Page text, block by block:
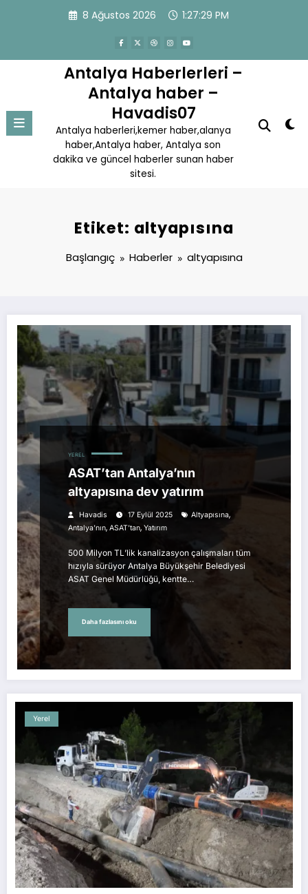
8 Ağustos 2026 1:27:30 PM
Antalya Haberlerleri –
Antalya haber –
Havadis07
Antalya haberleri,kemer haber,alanya
haber,Antalya haber, Antalya son
dakika ve güncel haberler sunan haber
sitesi.
Etiket: altyapısına
Başlangıç Haberler altyapısına
YEREL
ASAT’tan Antalya’nın
altyapısına dev yatırım
Havadis 17 Eylül 2025 Altyapısına,
Antalya’nın, ASAT’tan, Yatırım
500 Milyon TL’lik kanalizasyon çalışmaları tüm
hızıyla sürüyor Antalya Büyükşehir Belediyesi
ASAT Genel Müdürlüğü, kentte…
Daha fazlasını oku
Yerel